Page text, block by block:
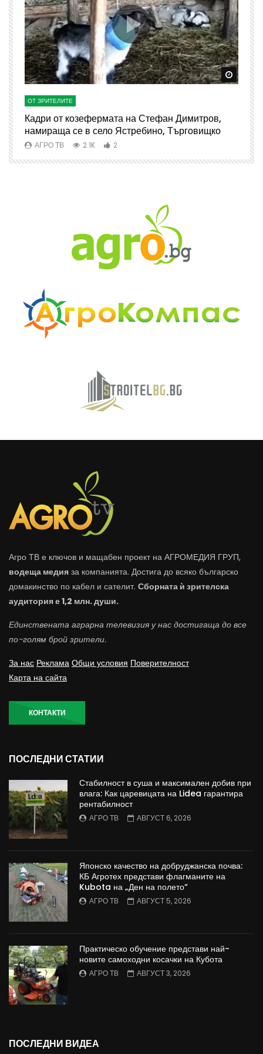
Watch Later Watch
ОТ ЗРИТЕЛИТЕ
Кадри от козефермата на Стефан Димитров,
намираща се в село Ястребино, Търговищко
АГРО ТВ 2.1K 2
Агро ТВ е ключов и мащабен проект на АГРОМЕДИЯ ГРУП,
водеща медия за компанията. Достига до всяко българско
домакинство по кабел и сателит. Сборната ѝ зрителска
аудитория е 1,2 млн. души.
Единствената аграрна телевизия у нас достигаща до все
по-голям брой зрители.
За нас Реклама Общи условия Поверителност
Карта на сайта
КОНТАКТИ
ПОСЛЕДНИ СТАТИИ
Стабилност в суша и максимален добив при
влага: Как царевицата на Lidea гарантира
рентабилност
АГРО ТВ АВГУСТ 6, 2026
Японско качество на добруджанска почва:
КБ Агротех представи флагманите на
Kubota на „Ден на полето“
АГРО ТВ АВГУСТ 5, 2026
Практическо обучение представи най-
новите самоходни косачки на Кубота
АГРО ТВ АВГУСТ 3, 2026
ПОСЛЕДНИ ВИДЕА